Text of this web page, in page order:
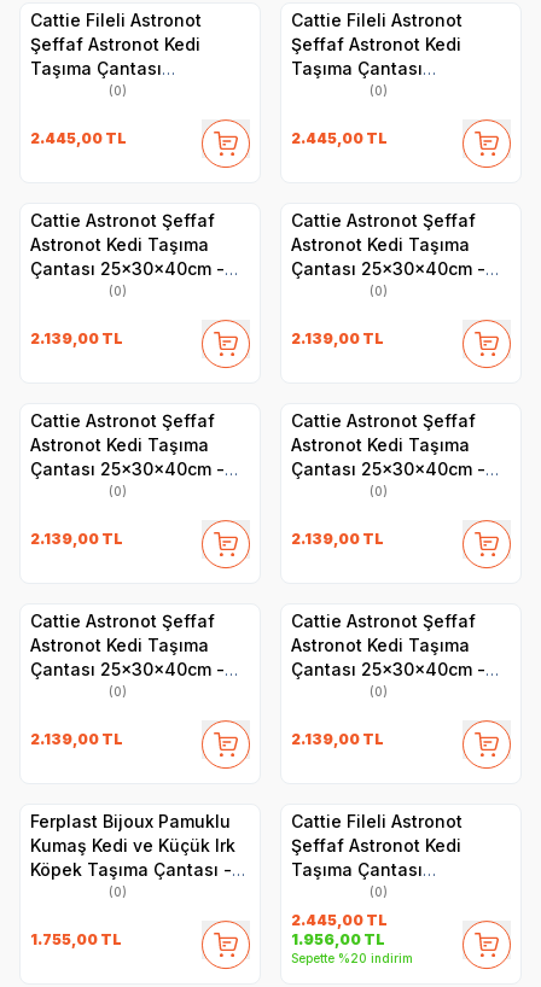
Cattie Fileli Astronot
Şeffaf Astronot Kedi
Taşıma Çantası
25x60x40cm - Yeşil
(0)
2.445,00 TL
Cattie Fileli Astronot
Şeffaf Astronot Kedi
Taşıma Çantası
25x60x40cm - Mavi
(0)
2.445,00 TL
Cattie Astronot Şeffaf
Astronot Kedi Taşıma
Çantası 25x30x40cm -
(0)
2.139,00 TL
Cattie Astronot Şeffaf
Astronot Kedi Taşıma
Çantası 25x30x40cm -
(0)
2.139,00 TL
Cattie Astronot Şeffaf
Astronot Kedi Taşıma
Çantası 25x30x40cm -
(0)
2.139,00 TL
Cattie Astronot Şeffaf
Astronot Kedi Taşıma
Çantası 25x30x40cm -
(0)
2.139,00 TL
Cattie Astronot Şeffaf
Astronot Kedi Taşıma
Çantası 25x30x40cm -
(0)
2.139,00 TL
Cattie Astronot Şeffaf
Astronot Kedi Taşıma
Çantası 25x30x40cm -
(0)
2.139,00 TL
Ferplast Bijoux Pamuklu
Kumaş Kedi ve Küçük Irk
Köpek Taşıma Çantası -
Ayarlanabilir Omuz Askısı,
Fermuarlı - 32x15x34 cm
(0)
1.755,00 TL
Cattie Fileli Astronot
Şeffaf Astronot Kedi
Taşıma Çantası
25x60x40cm - Gri
(0)
2.445,00 TL
1.956,00 TL
Sepette %20 indirim